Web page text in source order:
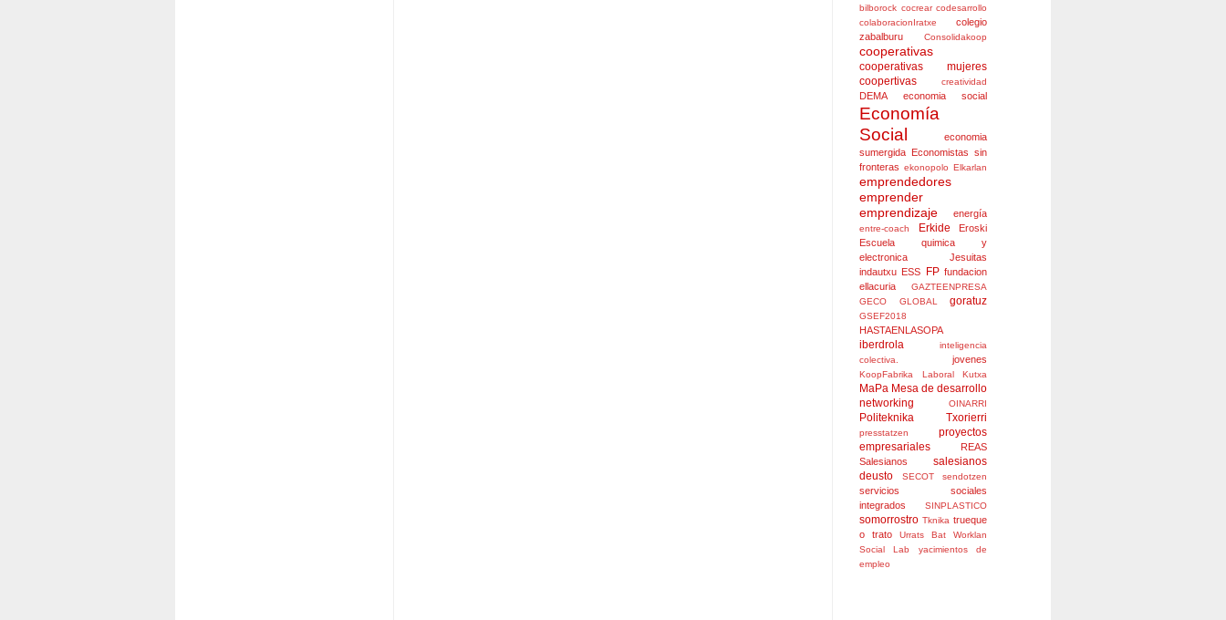
bilborock cocrear codesarrollo
colaboracionIratxe
colegio
zabalburu
Consolidakoop
cooperativas
cooperativas mujeres
coopertivas
creatividad
DEMA economia social
Economía
Social
economia
sumergida Economistas sin
fronteras ekonopolo Elkarlan
emprendedores
emprender
emprendizaje
energía
entre-coach Erkide
Eroski
Escuela quimica y
electronica Jesuitas
indautxu ESS FP fundacion
ellacuria
GAZTEENPRESA
GECO GLOBAL
goratuz
GSEF2018
HASTAENLASOPA
iberdrola
inteligencia
colectiva.
jovenes
KoopFabrika Laboral Kutxa
MaPa Mesa de desarrollo
networking
OINARRI
Politeknika Txorierri
presstatzen
proyectos
empresariales
REAS
Salesianos
salesianos
deusto
SECOT sendotzen
servicios sociales
integrados
SINPLASTICO
somorrostro Tknika trueque
o trato
Urrats Bat
Worklan
Social Lab
yacimientos de
empleo